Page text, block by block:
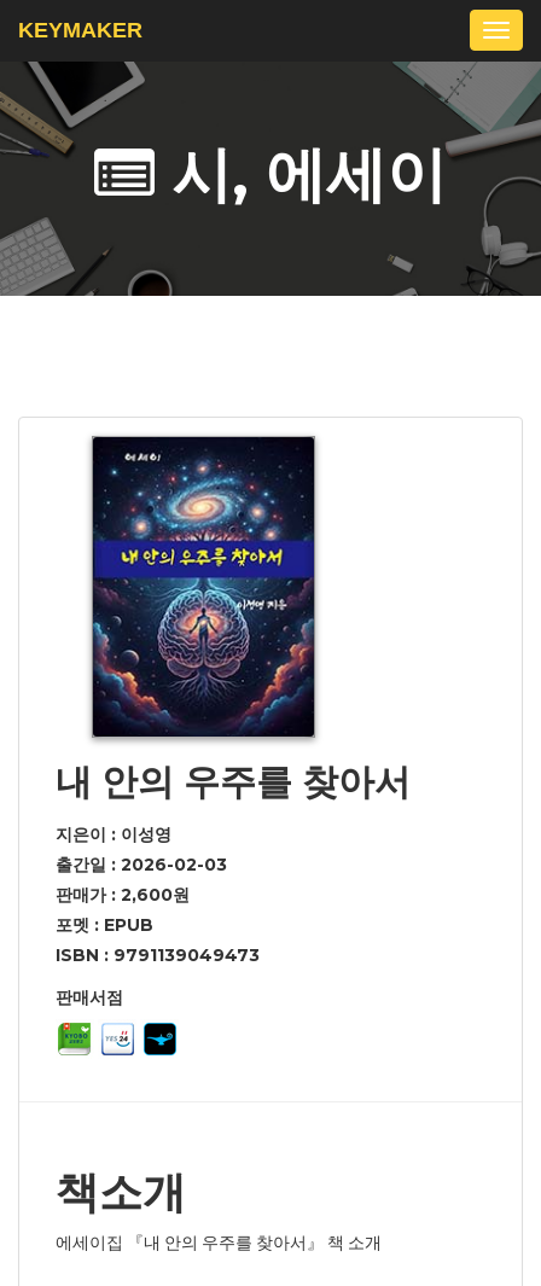
KEYMAKER
시, 에세이
내 안의 우주를 찾아서
지은이 : 이성영
출간일 : 2026-02-03
판매가 : 2,600원
포멧 : EPUB
ISBN : 9791139049473
판매서점
책소개
에세이집 『내 안의 우주를 찾아서』 책 소개